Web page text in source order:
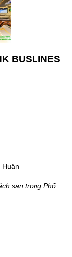
BUSLINES
Huân
sạn trong Phố